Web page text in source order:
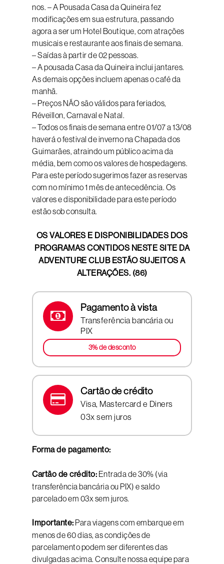
nos. – A Pousada Casa da Quineira fez
modificações em sua estrutura, passando
agora a ser um Hotel Boutique, com atrações
musicais e restaurante aos finais de semana.
– Saídas à partir de 02 pessoas.
– A pousada Casa da Quineira inclui jantares.
As demais opções incluem apenas o café da
manhã.
– Preços NÃO são válidos para feriados,
Réveillon, Carnaval e Natal.
– Todos os finais de semana entre 01/07 a 13/08
haverá o festival de inverno na Chapada dos
Guimarães, atraindo um público acima da
média, bem como os valores de hospedagens.
Para este período sugerimos fazer as reservas
com no mínimo 1 mês de antecedência. Os
valores e disponibilidade para este período
estão sob consulta.
OS VALORES E DISPONIBILIDADES DOS
PROGRAMAS CONTIDOS NESTE SITE DA
ADVENTURE CLUB ESTÃO SUJEITOS A
ALTERAÇÕES. (86)
Pagamento à vista
Transferência bancária ou
PIX
3% de desconto
Cartão de crédito
Visa, Mastercard e Diners
03x sem juros
Forma de pagamento:
Cartão de crédito: Entrada de 30% (via
transferência bancária ou PIX) e saldo
parcelado em 03x sem juros.
Importante: Para viagens com embarque em
menos de 60 dias, as condições de
parcelamento podem ser diferentes das
divulgadas acima. Consulte nossa equipe para